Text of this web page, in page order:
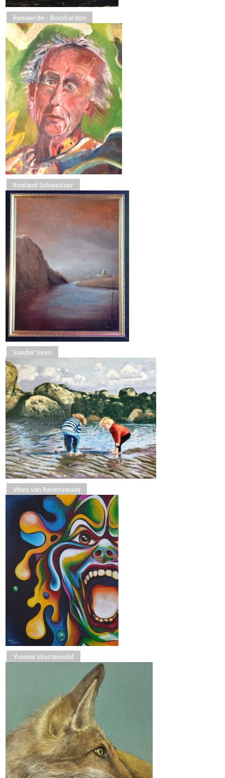
Reinaerde - Bombardon
Roeland Schweitzer
Sander Veen
Wies van Ravenswaaij
Yvonne Wustenveld